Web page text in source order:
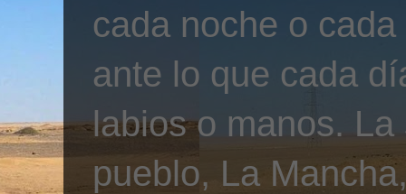
cada noche o
ante lo que cada
labios o manos.
pueblo, La